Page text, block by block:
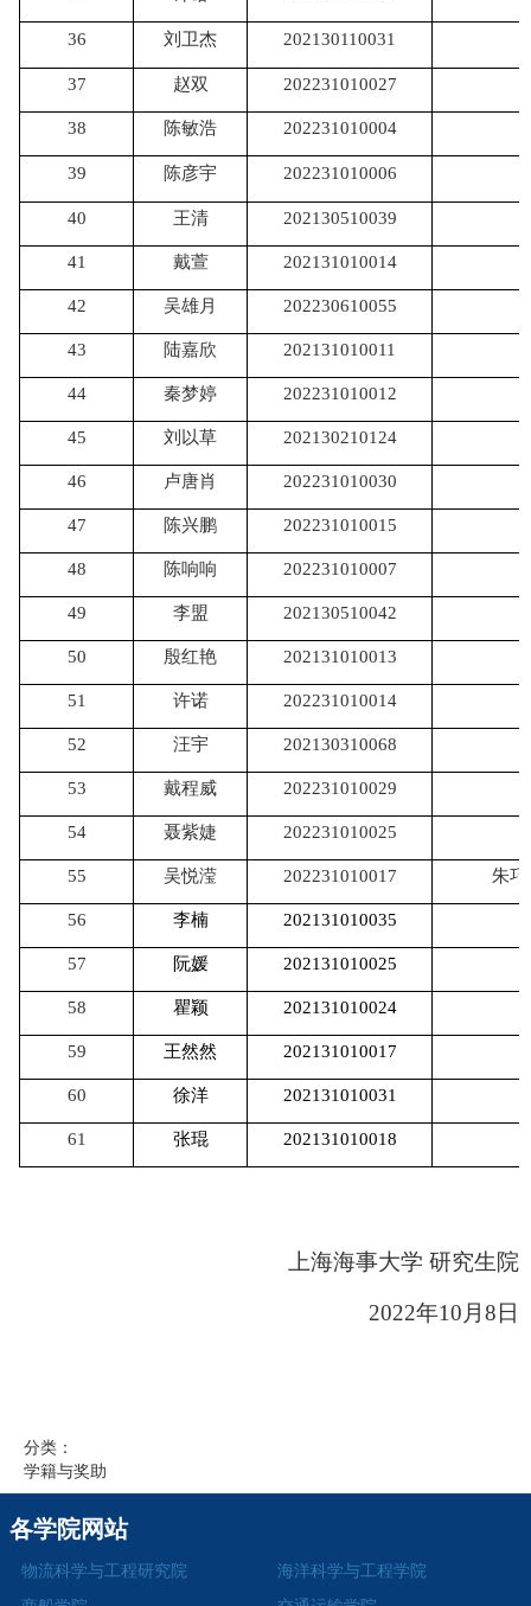
36 刘卫杰 202130110031
37 赵双 202231010027
38 陈敏浩 202231010004
39 陈彦宇 202231010006
40 王清 202130510039
41 戴萱 202131010014
42 吴雄月 202230610055
43 陆嘉欣 202131010011
44 秦梦婷 202231010012
45 刘以草 202130210124
46 卢唐肖 202231010030
47 陈兴鹏 202231010015
48 陈响响 202231010007
49 李盟 202130510042
50 殷红艳 202131010013
51 许诺 202231010014
52 汪宇 202130310068
53 戴程威 202231010029
54 聂紫婕 202231010025
55 吴悦滢 202231010017 朱巧
56 李楠 202131010035
57 阮媛 202131010025
58 瞿颖 202131010024
59 王然然 202131010017
60 徐洋 202131010031
61 张琨 202131010018
上海海事大学 研究生院
2022年10 月 8 日
分类：
学籍与奖助
各学院网站
物流科学与工程研究院
海洋科学与工程学院